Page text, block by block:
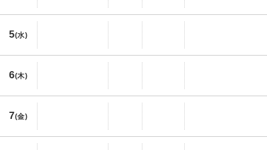
5(水)
6(木)
7(金)